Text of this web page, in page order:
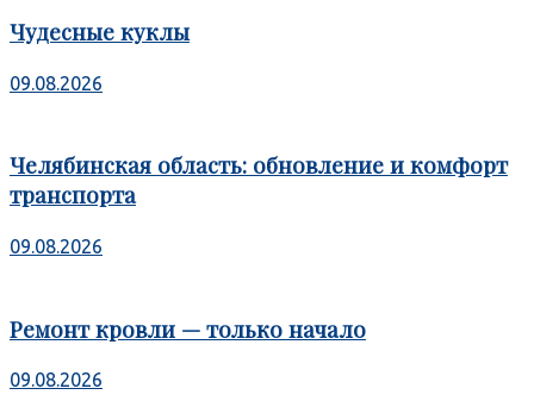
Чудесные куклы
09.08.2026
Челябинская область: обновление и комфорт
транспорта
09.08.2026
Ремонт кровли — только начало
09.08.2026